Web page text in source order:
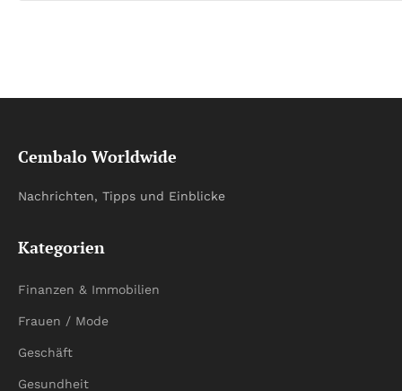
Cembalo Worldwide
Nachrichten, Tipps und Einblicke
Kategorien
Finanzen & Immobilien
Frauen / Mode
Geschäft
Gesundheit